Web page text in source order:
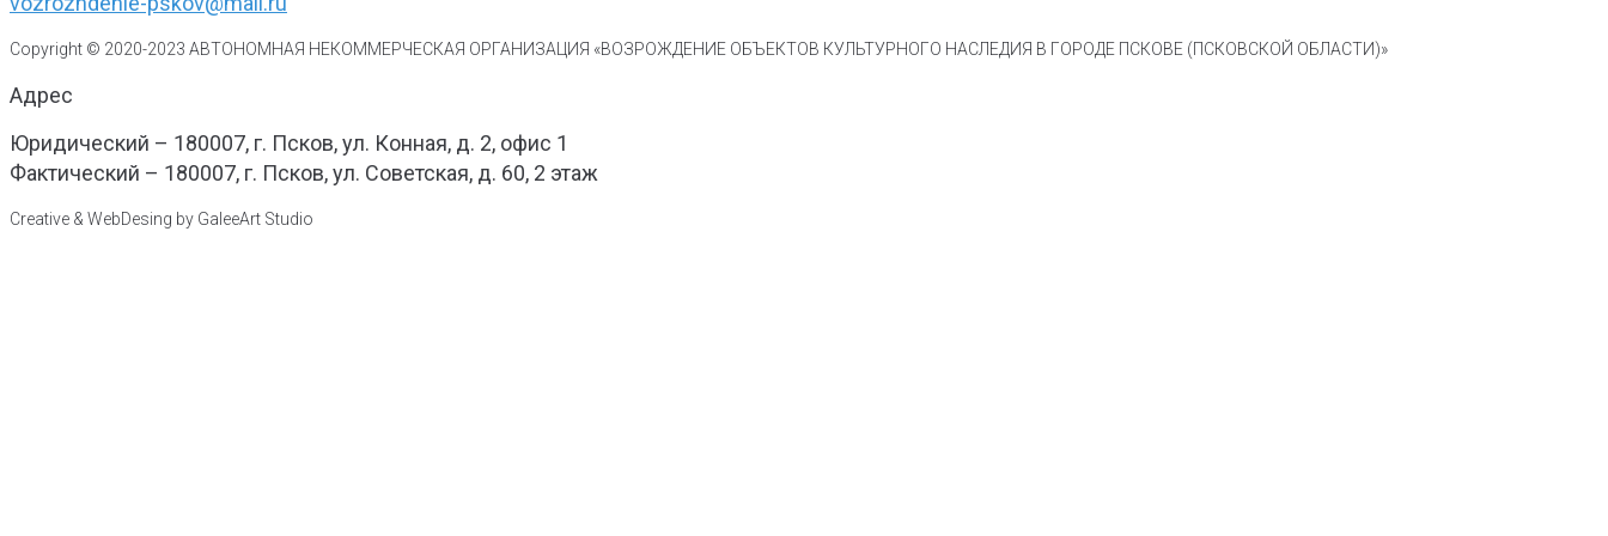
Copyright © 2020-2023 АВТОНОМНАЯ НЕКОММЕРЧЕСКАЯ ОРГАНИЗАЦИЯ «ВОЗРОЖДЕНИЕ ОБЪЕКТОВ КУЛЬТУРНОГО НАСЛЕДИЯ В ГОРОДЕ ПСКОВЕ (ПСКОВСКОЙ ОБЛАСТИ)»
Адрес
Юридический – 180007, г. Псков, ул. Конная, д. 2, офис 1
Фактический – 180007, г. Псков, ул. Советская, д. 60, 2 этаж
Creative & WebDesing by GaleeArt Studio